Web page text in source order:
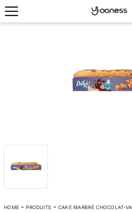
HOME PRODUITS CAKE MARBRÉ CHOCOLAT-